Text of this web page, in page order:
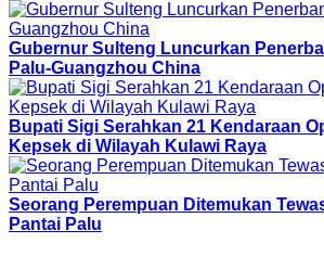
Gubernur Sulteng Luncurkan
Palu-Guangzhou China
Bupati Sigi Serahkan 21 Kendaraan
Kepsek di Wilayah Kulawi Raya
Seorang Perempuan Ditemukan
Pantai Palu